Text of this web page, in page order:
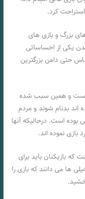
کرد.
بزرگ و بازی های
یکی از احساساتی
حتی دامن بزرگترین
است و همین سبب شده
اند بدنام شوند و مردم
است. درحالیکه آنها
بازی نموده اند.
که بازیکنان باید برای
ها می دانند که بازی را